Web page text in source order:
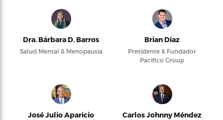
Dra. Bárbara D. Barros
Salud Mental & Menopausia
Brian Díaz
Presidente & Fundador
Pacifico Group
José Julio Aparicio
Carlos Johnny Méndez